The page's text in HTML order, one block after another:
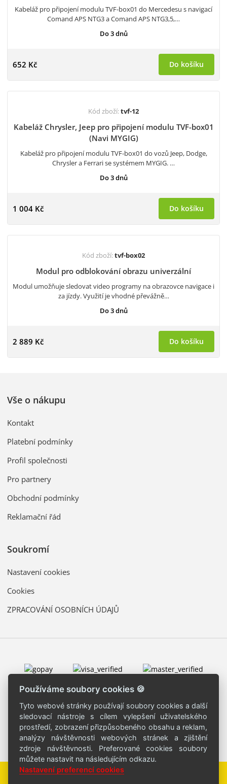
Kabeláž pro připojení modulu TVF-box01 do Mercedesu s navigací
Comand APS NTG3 a Comand APS NTG3,5,…
Do 3 dnů
652 Kč Do košíku
Kód zboží:tvf-12
Kabeláž Chrysler, Jeep pro připojení modulu TVF-box01
(Navi MYGIG)
Kabeláž pro připojení modulu TVF-box01 do vozů Jeep, Dodge,
Chrysler a Ferrari se systémem MYGIG. …
Do 3 dnů
1 004 Kč Do košíku
Kód zboží:tvf-box02
Modul pro odblokování obrazu univerzální
Modul umožňuje sledovat video programy na obrazovce navigace i
za jízdy. Využití je vhodné převážně…
Do 3 dnů
2 889 Kč Do košíku
Vše o nákupu
Kontakt
Platební podmínky
Profil společnosti
Pro partnery
Obchodní podmínky
Reklamační řád
Soukromí
Nastavení cookies
Cookies
ZPRACOVÁNÍ OSOBNÍCH ÚDAJŮ
Používáme soubory cookies 🍪
Tyto webové stránky používají soubory cookies a další
sledovací nástroje s cílem vylepšení uživatelského
prostředí, zobrazení přizpůsobeného obsahu a reklam,
analýzy návštěvnosti webových stránek a zjištění
zdroje návštěvnosti. Preferované cookies soubory
můžete nastavit na následujícím odkazu.
Nastavení preferencí cookies